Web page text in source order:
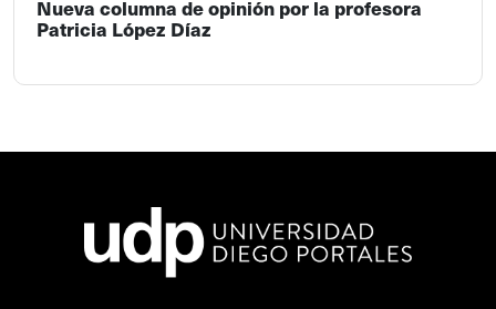
Nueva columna de opinión por la profesora
Patricia López Díaz